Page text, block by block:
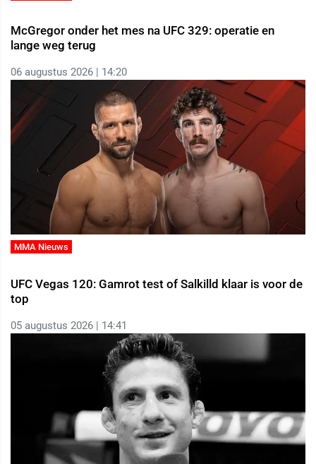
McGregor onder het mes na UFC 329: operatie en
lange weg terug
06 augustus 2026 | 14:20
MMA Nieuws
UFC Vegas 120: Gamrot test of Salkilld klaar is voor de
top
05 augustus 2026 | 14:41